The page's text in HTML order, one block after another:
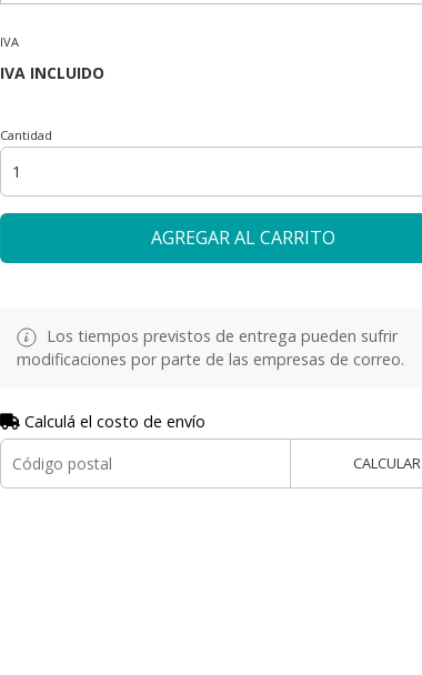
IVA
Cantidad
AGREGAR AL CARRITO
Los tiempos previstos de entrega pueden sufrir
modificaciones por parte de las empresas de correo.
Calculá el costo de envío
CALCULAR